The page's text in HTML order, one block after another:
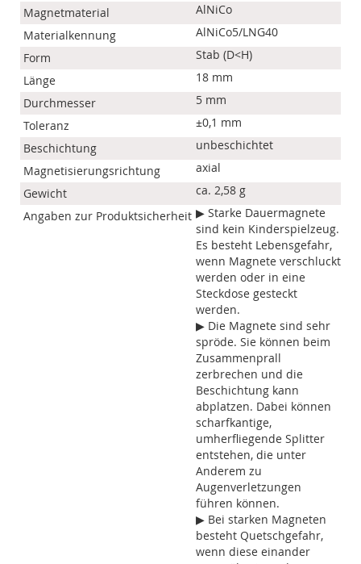
Magnetmaterial
AlNiCo
Materialkennung
AlNiCo5/LNG40
Form
Stab (D<H)
Länge
18 mm
Durchmesser
5 mm
Toleranz
±0,1 mm
Beschichtung
unbeschichtet
Magnetisierungsrichtung
axial
Gewicht
ca. 2,58 g
Angaben zur Produktsicherheit ▶ Starke Dauermagnete
sind kein Kinderspielzeug.
Es besteht Lebensgefahr,
wenn Magnete verschluckt
werden oder in eine
Steckdose gesteckt
werden.
▶ Die Magnete sind sehr
spröde. Sie können beim
Zusammenprall
zerbrechen und die
Beschichtung kann
abplatzen. Dabei können
scharfkantige,
umherfliegende Splitter
entstehen, die unter
Anderem zu
Augenverletzungen
führen können.
▶ Bei starken Magneten
besteht Quetschgefahr,
wenn diese einander